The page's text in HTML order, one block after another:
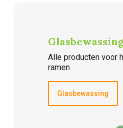
Alle producten voor
ramen
Glasbewassing